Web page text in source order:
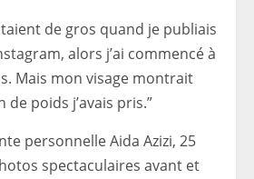
de gros quand je publiais
alors j’ai commencé à
Mais mon visage montrait
poids j’avais pris.”
personnelle Aida Azizi, 25
spectaculaires avant et